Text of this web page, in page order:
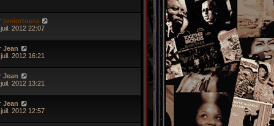
juniortouta
2012 22:07
Jean
2012 16:21
Jean
2012 13:21
Jean
2012 12:57